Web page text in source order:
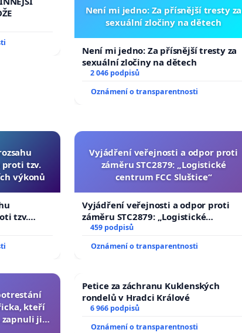
Není mi jedno: Za přísnější tresty za
sexuální zločiny na dětech
Není mi jedno: Za přísnější tresty za
sexuální zločiny na dětech
2 046 podpisů
Oznámení o transparentnosti
proti tzv.
výkonů
tzv.
Vyjádření veřejnosti a odpor proti
záměru STC2879: „Logistické
centrum FCC Sluštice“
Vyjádření veřejnosti a odpor proti
záměru STC2879: „Logistické
centrum FCC Sluštice“
459 podpisů
Oznámení o transparentnosti
kteří
zapnuli ji a
Petice za záchranu Kuklenských
rondelů v Hradci Králové
6 966 podpisů
Oznámení o transparentnosti